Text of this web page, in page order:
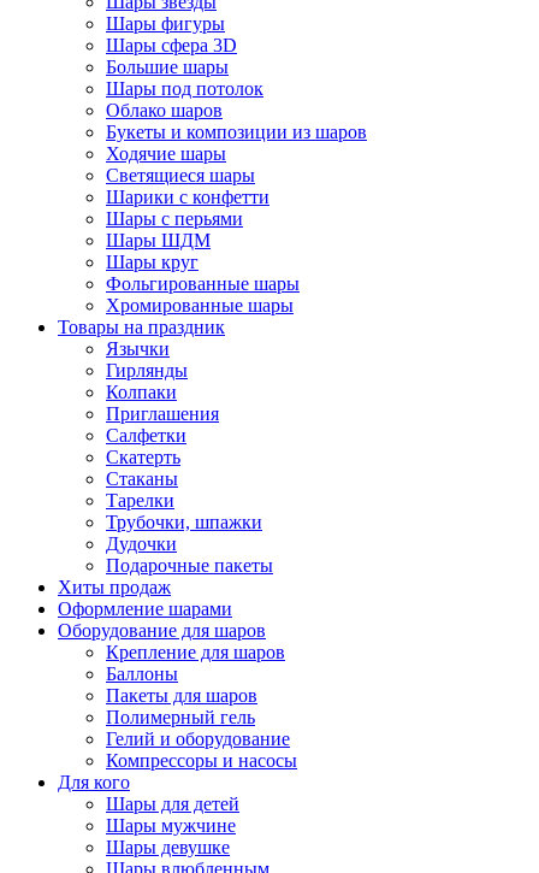
Шары фигуры
Шары сфера 3D
Большие шары
Шары под потолок
Облако шаров
Букеты и композиции из шаров
Ходячие шары
Светящиеся шары
Шарики с конфетти
Шары с перьями
Шары ШДМ
Шары круг
Фольгированные шары
Хромированные шары
Товары на праздник
Язычки
Гирлянды
Колпаки
Приглашения
Салфетки
Скатерть
Стаканы
Тарелки
Трубочки, шпажки
Дудочки
Подарочные пакеты
Хиты продаж
Оформление шарами
Оборудование для шаров
Крепление для шаров
Баллоны
Пакеты для шаров
Полимерный гель
Гелий и оборудование
Компрессоры и насосы
Для кого
Шары для детей
Шары мужчине
Шары девушке
Шары влюбленным